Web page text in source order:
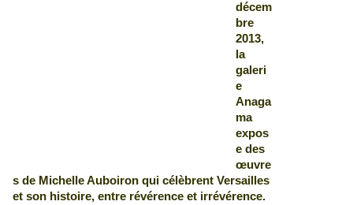
décem
bre
2013,
la
galeri
e
Anaga
ma
expos
e des
œuvre
s de Michelle Auboiron qui célèbrent Versailles
et son histoire, entre révérence et irrévérence.